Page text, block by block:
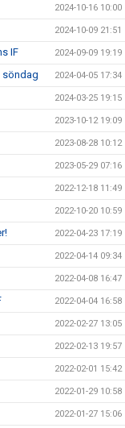
2024-10-16 10:00
2024-10-09 21:51
IF 2024-09-09 19:19
söndag 2024-04-05 17:34
2024-03-25 19:15
2023-10-12 19:09
2023-08-28 10:12
2023-05-29 07:16
2022-12-18 11:49
2022-10-20 10:59
2022-04-23 17:19
2022-04-14 09:34
2022-04-08 16:47
2022-04-04 16:58
2022-02-27 13:05
2022-02-13 19:57
2022-02-01 15:42
2022-01-29 10:58
2022-01-27 15:06